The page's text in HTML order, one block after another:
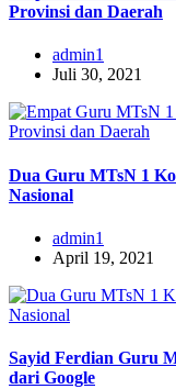
Provinsi dan Daerah
admin1
Juli 30, 2021
Dua Guru MTsN 1
Nasional
admin1
April 19, 2021
Sayid Ferdian Guru
dari Google